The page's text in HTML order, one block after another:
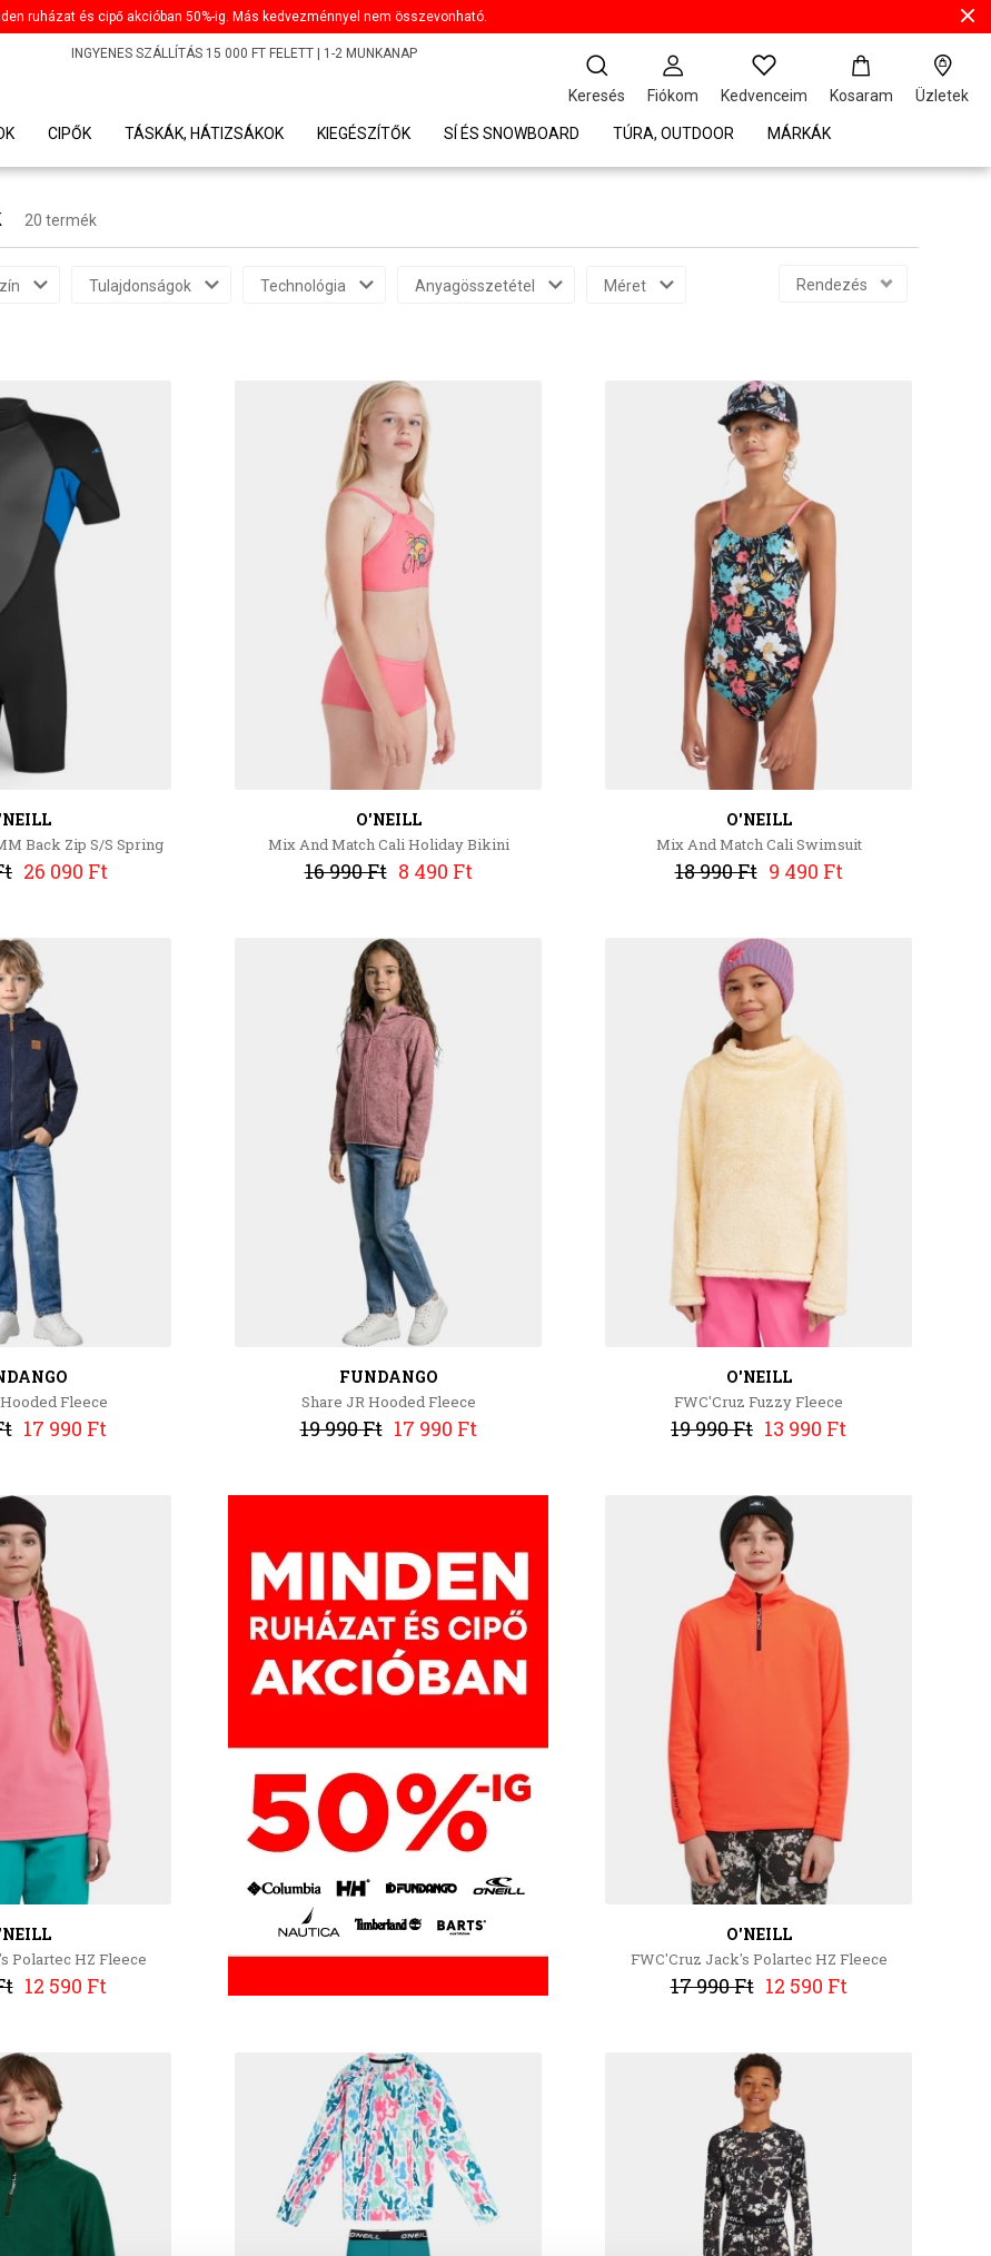
ruházat és cipő akcióban 50%-ig. Más kedvezménnyel nem összevonható.
INGYENES SZÁLLÍTÁS 15 000 FT FELETT | 1-2 MUNKANAP
CIPŐK TÁSKÁK, HÁTIZSÁKOK KIEGÉSZÍTŐK SÍ ÉS SNOWBOARD TÚRA, OUTDOOR MÁRKÁK
Keresés Fiókom Kedvenceim Kosaram Üzletek
20 termék
Tulajdonságok Technológia Anyagösszetétel Méret Rendezés
Back Zip S/S Spring
26 090 Ft
O'NEILL
Mix And Match Cali Holiday Bikini
16 990 Ft 8 490 Ft
O'NEILL
Mix And Match Cali Swimsuit
18 990 Ft 9 490 Ft
Fleece
17 990 Ft
FUNDANGO
Share JR Hooded Fleece
19 990 Ft 17 990 Ft
O'NEILL
FWC'Cruz Fuzzy Fleece
19 990 Ft 13 990 Ft
Polartec HZ Fleece
12 590 Ft
O'NEILL
FWC'Cruz Jack's Polartec HZ Fleece
17 990 Ft 12 590 Ft